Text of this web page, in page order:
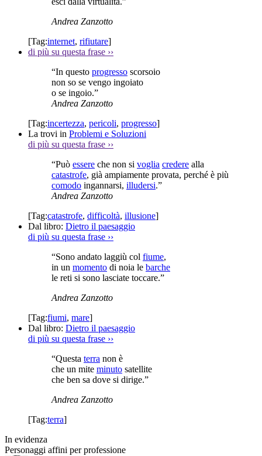
Andrea Zanzotto
[Tag:internet, rifiutare]
di più su questa frase ››
“In questo progresso scorsoio
non so se vengo ingoiato
o se ingoio.”
Andrea Zanzotto
[Tag:incertezza, pericoli, progresso]
La trovi in Problemi e Soluzioni
di più su questa frase ››
“Può essere che non si voglia credere alla
catastrofe, già ampiamente provata, perché è più
comodo ingannarsi, illudersi.”
Andrea Zanzotto
[Tag:catastrofe, difficoltà, illusione]
Dal libro: Dietro il paesaggio
di più su questa frase ››
“Sono andato laggiù col fiume,
in un momento di noia le barche
le reti si sono lasciate toccare.”
Andrea Zanzotto
[Tag:fiumi, mare]
Dal libro: Dietro il paesaggio
di più su questa frase ››
“Questa terra non è
che un mite minuto satellite
che ben sa dove si dirige.”
Andrea Zanzotto
[Tag:terra]
In evidenza
Personaggi affini per professione